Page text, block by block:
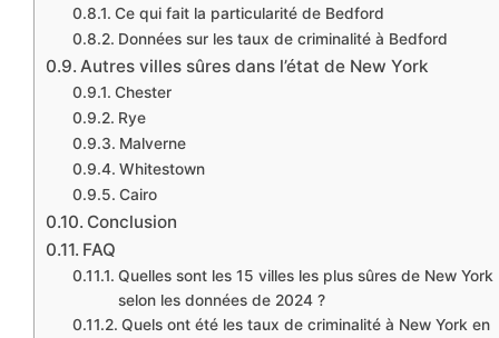
Ce qui fait la particularité de Bedford
Données sur les taux de criminalité à Bedford
Autres villes sûres dans l’état de New York
Chester
Rye
Malverne
Whitestown
Cairo
Conclusion
FAQ
Quelles sont les 15 villes les plus sûres de New York
selon les données de 2024 ?
Quels ont été les taux de criminalité à New York en